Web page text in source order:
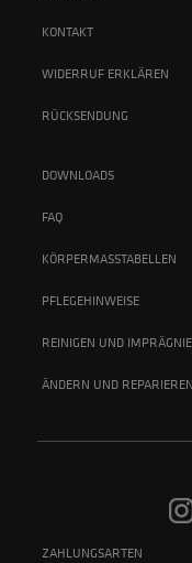
KONTAKT
WIDERRUF ERKLÄREN
RÜCKSENDUNG
DOWNLOADS
FAQ
KÖRPERMASSTABELLEN
PFLEGEHINWEISE
REINIGEN UND
ÄNDERN UND REPARIEREN
ZAHLUNGSARTEN